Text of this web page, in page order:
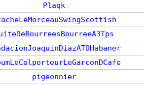
Plaqk
pigeonnier